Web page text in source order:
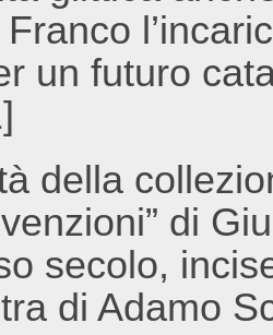
un futuro
della
di
secolo,
di Adamo